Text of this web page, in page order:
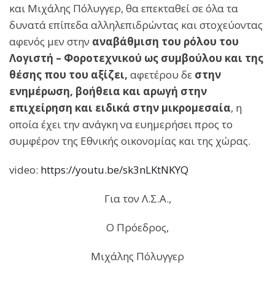
και Μιχάλης Πόλυγγερ, θα επεκταθεί σε όλα τα
δυνατά επίπεδα αλληλεπιδρώντας και στοχεύοντας
αφενός μεν στην αναβάθμιση του ρόλου του
Λογιστή – Φοροτεχνικού ως συμβούλου και της
θέσης που του αξίζει, αφετέρου δε στην
ενημέρωση, βοήθεια και αρωγή στην
επιχείρηση και ειδικά στην μικρομεσαία, η
οποία έχει την ανάγκη να ευημερήσει προς το
συμφέρον της Εθνικής οικονομίας και της χώρας.
video: https://youtu.be/sk3nLKtNKYQ
Για τον Λ.Σ.Α.,
Ο Πρόεδρος,
Μιχάλης Πόλυγγερ